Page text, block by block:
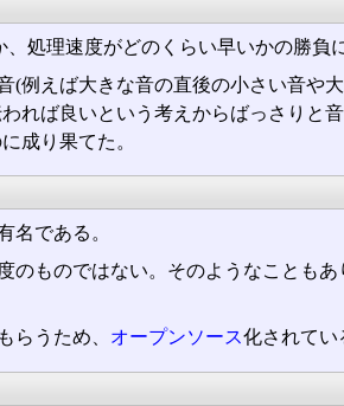
処理速度がどのくらい早いかの勝負
えば大きな音の直後の小さい音や
れば良いという考えからばっさりと
成り果てた。
名である。
のものではない。そのようなこともあ
らうため、 オープンソース化されてい